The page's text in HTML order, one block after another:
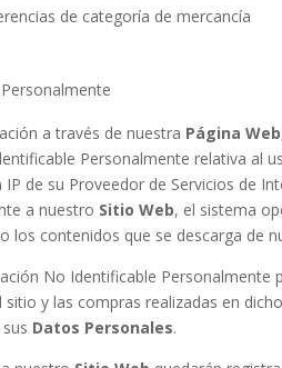
de categoría de mercancía
a través de nuestra Página Web
Personalmente relativa al
de su Proveedor de Servicios de
a nuestro Sitio Web, el sistema
los contenidos que se descarga de
No Identificable
y las compras realizadas en
Datos Personales.